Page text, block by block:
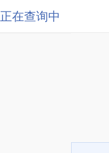
正在查询中